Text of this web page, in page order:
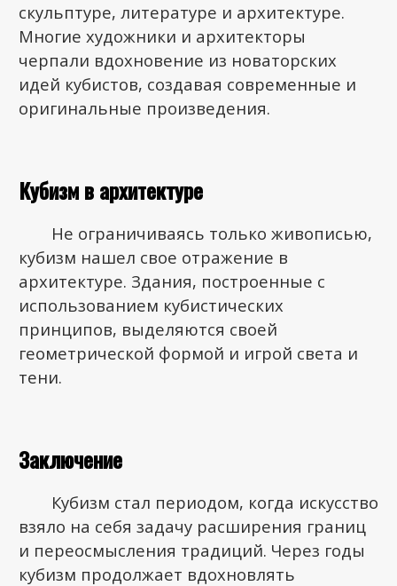
скульптуре, литературе и архитектуре.
Многие художники и архитекторы
черпали вдохновение из новаторских
идей кубистов, создавая современные и
оригинальные произведения.
Кубизм в архитектуре
Не ограничиваясь только живописью,
кубизм нашел свое отражение в
архитектуре. Здания, построенные с
использованием кубистических
принципов, выделяются своей
геометрической формой и игрой света и
тени.
Заключение
Кубизм стал периодом, когда искусство
взяло на себя задачу расширения границ
и переосмысления традиций. Через годы
кубизм продолжает вдохновлять